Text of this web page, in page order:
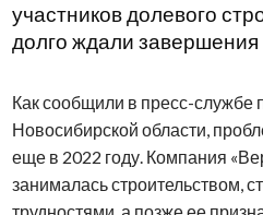
участников долевого
долго ждали завершения
Как сообщили в пресс-службе
Новосибирской области,
еще в 2022 году. Компания
занималась строительством,